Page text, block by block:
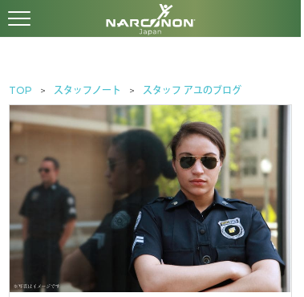
TOP スタッフノート スタッフ アユのブログ